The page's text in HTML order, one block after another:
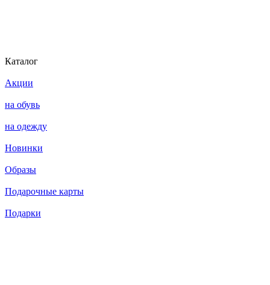
Каталог
Акции
на обувь
на одежду
Новинки
Образы
Подарочные карты
Подарки